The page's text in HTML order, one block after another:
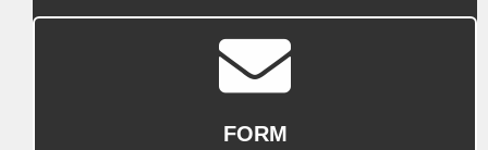
FORM